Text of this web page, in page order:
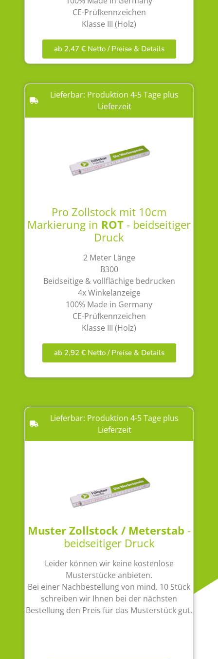
CE-Prüfkennzeichen
Klasse III (Holz)
ab 2,47 € Netto / Preise & Details
Lieferbar: Produktion 4-5 Tage plus
Lieferzeit
Pro Zollstock mit 10cm
Markierung in ROT- beidseitiger
Druck
2 Meter Länge
B300
Beidseitige & vollflächige bedrucken
4x Winkelanzeige
100% Made in Germany
CE-Prüfkennzeichen
Klasse III (Holz)
ab 2,92 € Netto / Preise & Details
Lieferbar: Produktion 4-5 Tage plus
Lieferzeit
Muster Zollstock / Meterstab -
beidseitiger Druck
Leider können wir keine kostenlose
Musterstücke anbieten.
Bei einer Nachbestellung von mind. 10 Stück
schreiben wir Ihnen bei der nächsten
Bestellung den Preis für das Musterstück gut.